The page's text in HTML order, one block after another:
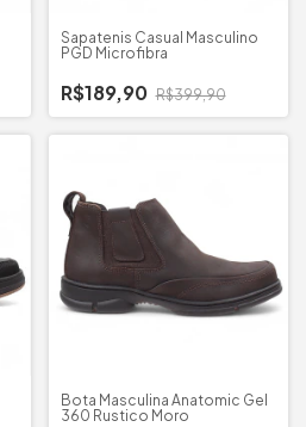
Sapatenis Casual Masculino
PGD Microfibra
R$189,90 R$399,90
Bota Masculina Anatomic Gel
360 Rustico Moro